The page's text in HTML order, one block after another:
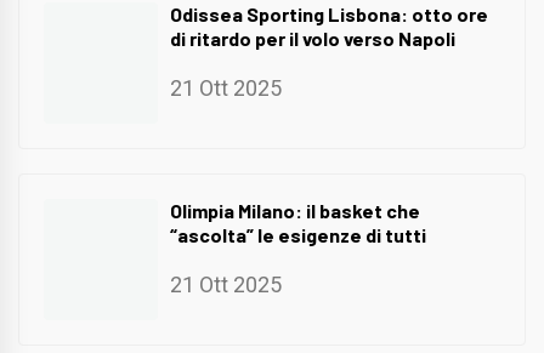
Odissea Sporting Lisbona: otto ore
di ritardo per il volo verso Napoli
21 Ott 2025
Olimpia Milano: il basket che
“ascolta” le esigenze di tutti
21 Ott 2025